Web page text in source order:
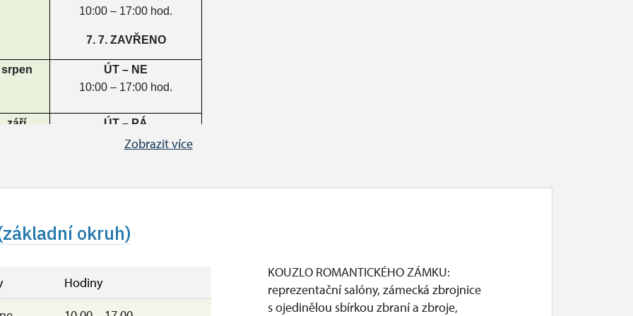
10:00 – 17:00 hod.
7. 7. ZAVŘENO
srpen
ÚT – NE
10:00 – 17:00 hod.
září
ÚT – PÁ
10:00 – 15:00 hod.
10:00 – 15:00 hod.
ZAVŘENO
Zobrazit více
okruh)
Hodiny
KOUZLO ROMANTICKÉHO ZÁMKU:
reprezentační salóny, zámecká zbrojnice
s ojedinělou sbírkou zbraní a zbroje,